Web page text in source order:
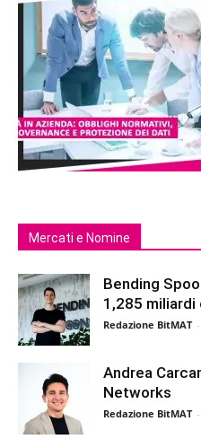
Mercati e Nomine
Bending
1,285 miliardi
Redazione BitMAT -
Andrea
Networks
Redazione BitMAT -